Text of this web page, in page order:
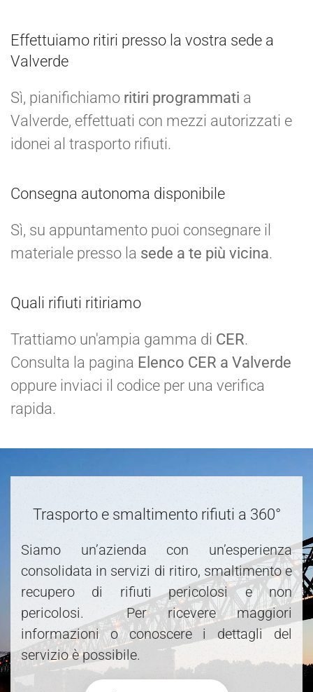
Effettuiamo ritiri presso la vostra sede a
Valverde
Sì, pianifichiamo ritiri programmati a
Valverde, effettuati con mezzi autorizzati e
idonei al trasporto rifiuti.
Consegna autonoma disponibile
Sì, su appuntamento puoi consegnare il
materiale presso la sede a te più vicina.
Quali rifiuti ritiriamo
Trattiamo un'ampia gamma di CER.
Consulta la pagina Elenco CER a Valverde
oppure inviaci il codice per una verifica
rapida.
Trasporto e smaltimento rifiuti a 360°
Siamo un’azienda con un’esperienza
consolidata in servizi di ritiro, smaltimento e
recupero di rifiuti pericolosi e non
pericolosi. Per ricevere maggiori
informazioni o conoscere i dettagli del
servizio è possibile.